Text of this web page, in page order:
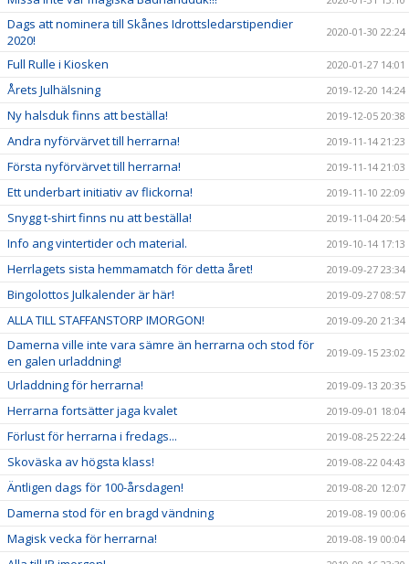
Dags att nominera till Skånes Idrottsledarstipendier
2020!
2020-01-30 22:24
Full Rulle i Kiosken 2020-01-27 14:01
Årets Julhälsning 2019-12-20 14:24
Ny halsduk finns att beställa! 2019-12-05 20:38
Andra nyförvärvet till herrarna! 2019-11-14 21:23
Första nyförvärvet till herrarna! 2019-11-14 21:03
Ett underbart initiativ av flickorna! 2019-11-10 22:09
Snygg t-shirt finns nu att beställa! 2019-11-04 20:54
Info ang vintertider och material. 2019-10-14 17:13
Herrlagets sista hemmamatch för detta året! 2019-09-27 23:34
Bingolottos Julkalender är här! 2019-09-27 08:57
ALLA TILL STAFFANSTORP IMORGON! 2019-09-20 21:34
Damerna ville inte vara sämre än herrarna och stod för
en galen urladdning!
2019-09-15 23:02
Urladdning för herrarna! 2019-09-13 20:35
Herrarna fortsätter jaga kvalet 2019-09-01 18:04
Förlust för herrarna i fredags... 2019-08-25 22:24
Skoväska av högsta klass! 2019-08-22 04:43
Äntligen dags för 100-årsdagen! 2019-08-20 12:07
Damerna stod för en bragd vändning 2019-08-19 00:06
Magisk vecka för herrarna! 2019-08-19 00:04